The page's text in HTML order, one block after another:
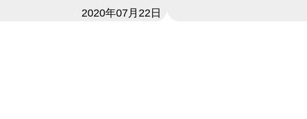
2020年07月22日